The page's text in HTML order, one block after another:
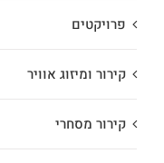
פרויקטים
קירור ומיזוג אוויר
קירור מסחרי